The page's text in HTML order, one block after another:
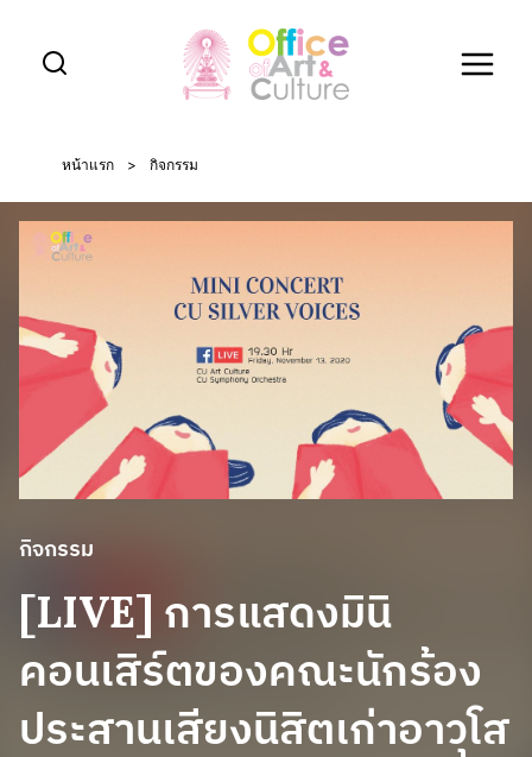
content
หน้าแรก > กิจกรรม
กิจกรรม
[LIVE] การแสดงมินิ
คอนเสิร์ตของคณะนักร้อง
ประสานเสียงนิสิตเก่าอาวุโส